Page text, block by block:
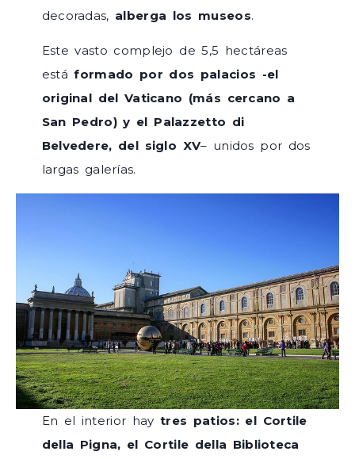
decoradas, alberga los museos.
Este vasto complejo de 5,5 hectáreas
estáformado por dos palacios -el
original del Vaticano (más cercano a
San Pedro) y el Palazzetto di
Belvedere, del siglo XV– unidos por dos
largas galerías.
En el interior haytres patios: el Cortile
della Pigna, el Cortile della Biblioteca